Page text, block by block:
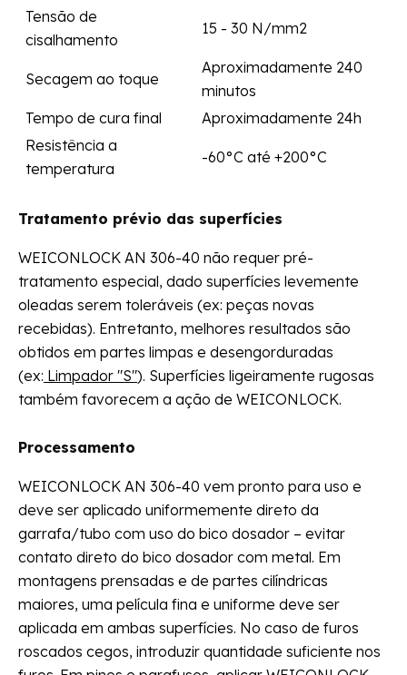
Tensão de
cisalhamento
15 - 30 N/mm2
Secagem ao toque
Aproximadamente 240
minutos
Tempo de cura final
Aproximadamente 24h
Resistência a
temperatura
-60°C até +200°C
Tratamento prévio das superfícies
WEICONLOCK AN 306-40 não requer pré-
tratamento especial, dado superfícies levemente
oleadas serem toleráveis (ex: peças novas
recebidas). Entretanto, melhores resultados são
obtidos em partes limpas e desengorduradas
(ex: Limpador "S"). Superfícies ligeiramente rugosas
também favorecem a ação de WEICONLOCK.
Processamento
WEICONLOCK AN 306-40 vem pronto para uso e
deve ser aplicado uniformemente direto da
garrafa/tubo com uso do bico dosador – evitar
contato direto do bico dosador com metal. Em
montagens prensadas e de partes cilíndricas
maiores, uma película fina e uniforme deve ser
aplicada em ambas superfícies. No caso de furos
roscados cegos, introduzir quantidade suficiente nos